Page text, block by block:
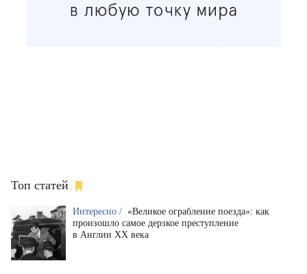
Топ статей
Интересно / «Великое ограбление поезда»: как
произошло самое дерзкое преступление
в Англии XX века